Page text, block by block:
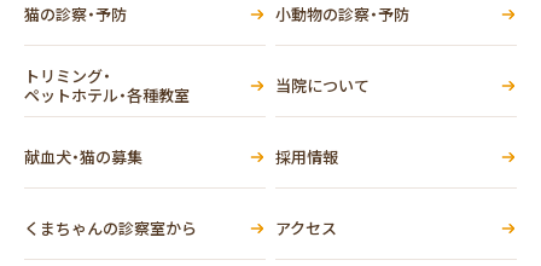
猫の診察・予防 小動物の診察・予防
トリミング・
ペットホテル・各種教室
当院について
献血犬・猫の募集 採用情報
くまちゃんの診察室から アクセス